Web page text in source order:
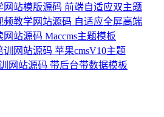
站模版源码 前端自适应双主题
频教学网站源码 自适应全屏高端
站源码 Maccms主题模板
网站源码 苹果cmsV10主题
网站源码 带后台带数据模板